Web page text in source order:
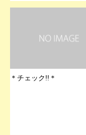
＊チェック!!＊